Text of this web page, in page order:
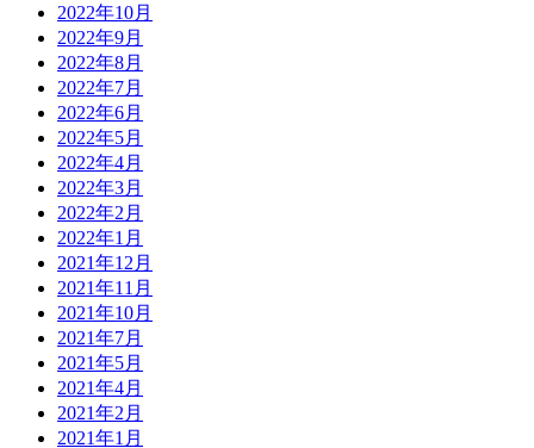
2022年10月
2022年9月
2022年8月
2022年7月
2022年6月
2022年5月
2022年4月
2022年3月
2022年2月
2022年1月
2021年12月
2021年11月
2021年10月
2021年7月
2021年5月
2021年4月
2021年2月
2021年1月